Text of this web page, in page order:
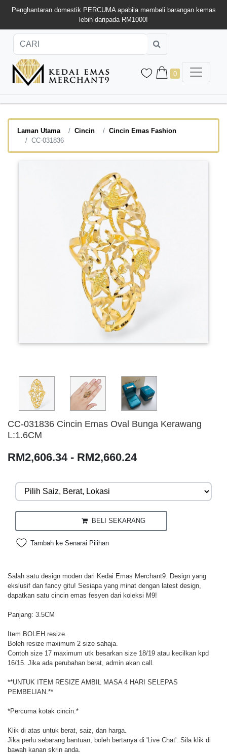
Penghantaran domestik PERCUMA apabila membeli barangan kemas
lebih daripada RM1000!
0
Laman Utama Cincin
Cincin Emas Fashion
CC-031836
CC-031836 Cincin Emas Oval Bunga Kerawang
L:1.6CM
RM2,606.34 - RM2,660.24
BELI SEKARANG
Tambah ke Senarai Pilihan
Salah satu design moden dari Kedai Emas Merchant9. Design yang
ekslusif dan fancy gitu! Sesiapa yang minat dengan latest design,
dapatkan satu cincin emas fesyen dari koleksi M9!
Panjang: 3.5CM
Item BOLEH resize.
Boleh resize maximum 2 size sahaja.
Contoh size 17 maximum utk besarkan size 18/19 atau kecilkan kpd
16/15. Jika ada perubahan berat, admin akan call.
**UNTUK ITEM RESIZE AMBIL MASA 4 HARI SELEPAS
PEMBELIAN.**
*Percuma kotak cincin.*
Klik di atas untuk berat, saiz, dan harga.
Jika perlu sebarang bantuan, boleh bertanya di 'Live Chat'. Sila klik di
bawah kanan skrin anda.